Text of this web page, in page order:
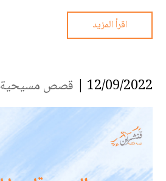
اقرأ المزيد
12/09/2022 | قصص مسيحية